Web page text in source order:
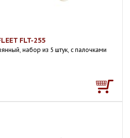
FLT-255
набор из 5 штук, с палочками